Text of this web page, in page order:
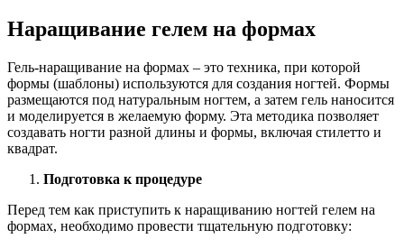
Наращивание гелем на формах
Гель-наращивание на формах – это техника, при которой
формы (шаблоны) используются для создания ногтей. Формы
размещаются под натуральным ногтем, а затем гель наносится
и моделируется в желаемую форму. Эта методика позволяет
создавать ногти разной длины и формы, включая стилетто и
квадрат.
Подготовка к процедуре
Перед тем как приступить к наращиванию ногтей гелем на
формах, необходимо провести тщательную подготовку: